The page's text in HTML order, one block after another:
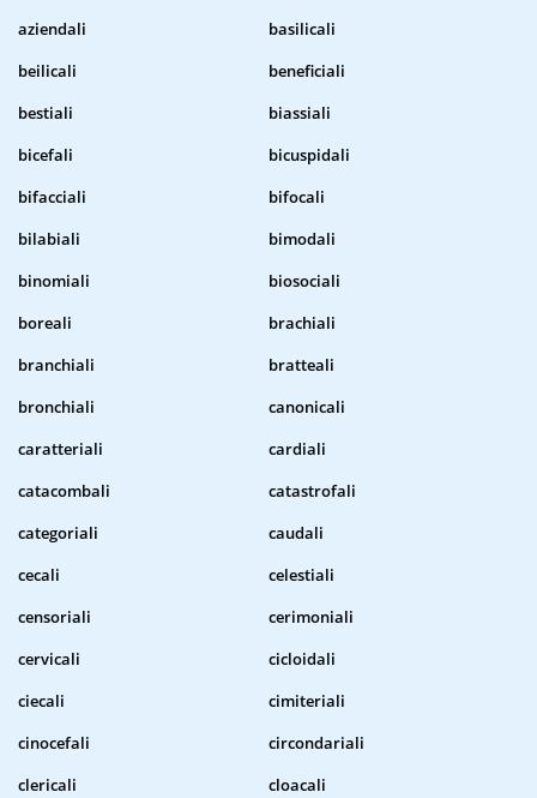
aziendali
basilicali
beilicali
beneficiali
bestiali
biassiali
bicefali
bicuspidali
bifacciali
bifocali
bilabiali
bimodali
binomiali
biosociali
boreali
brachiali
branchiali
bratteali
bronchiali
canonicali
caratteriali
cardiali
catacombali
catastrofali
categoriali
caudali
cecali
celestiali
censoriali
cerimoniali
cervicali
cicloidali
ciecali
cimiteriali
cinocefali
circondariali
clericali
cloacali